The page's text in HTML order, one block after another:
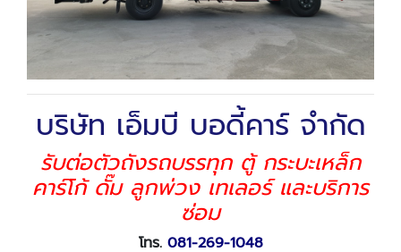
บริษัท เอ็มบี บอดี้คาร์ จำกัด
รับต่อตัวถังรถบรรทุก ตู้ กระบะเหล็ก
คาร์โก้ ดั๊ม ลูกพ่วง เทเลอร์ และบริการ
ซ่อม
โทร. 081-269-1048